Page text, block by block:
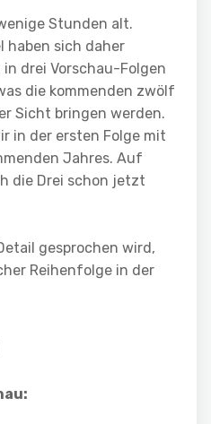
Stunden alt.
haben sich daher
drei Vorschau-Folgen
die kommenden zwölf
Sicht bringen werden.
in der ersten Folge mit
Jahres. Auf
die Drei schon jetzt
gesprochen wird,
Reihenfolge in der